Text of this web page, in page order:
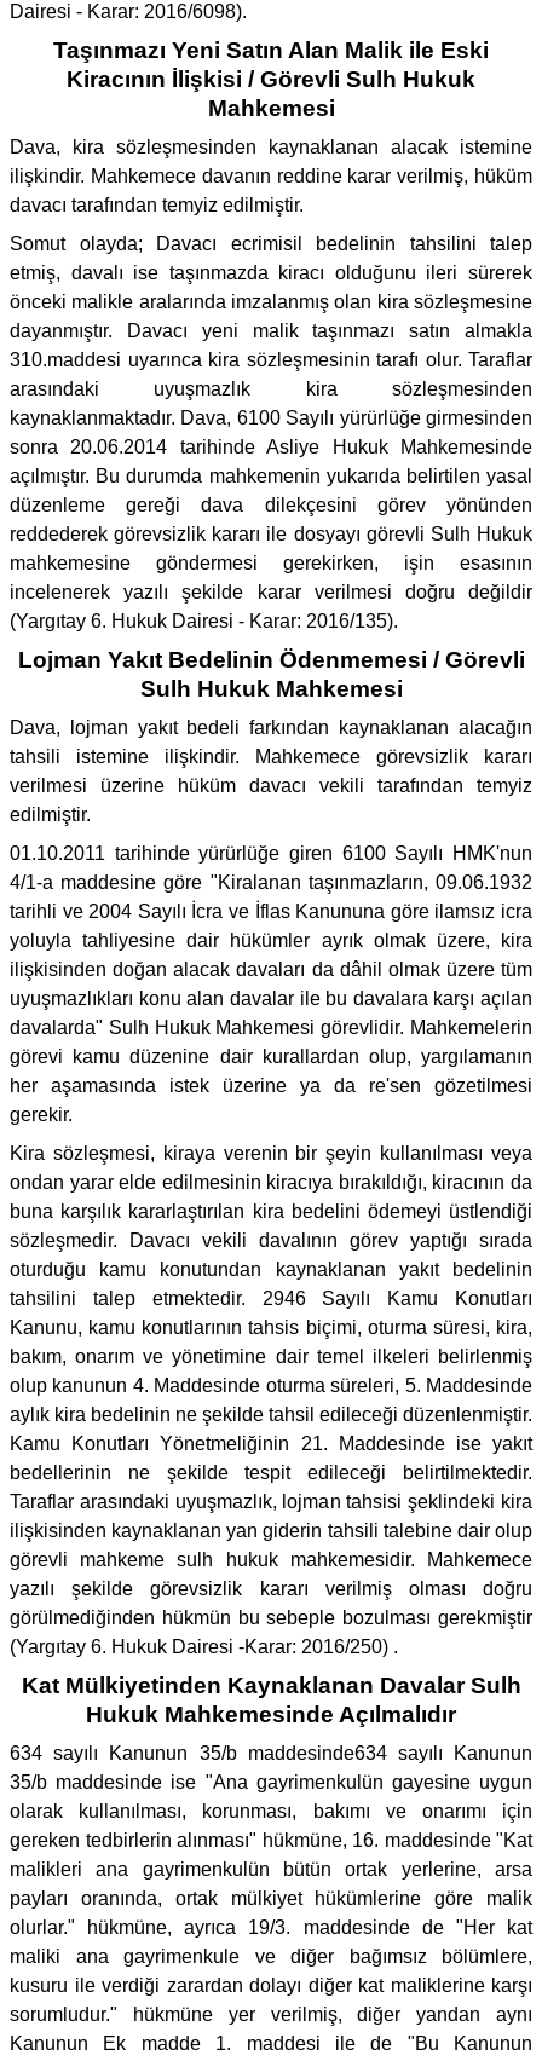
Dairesi - Karar: 2016/6098).
Taşınmazı Yeni Satın Alan Malik ile Eski
Kiracının İlişkisi / Görevli Sulh Hukuk
Mahkemesi
Dava, kira sözleşmesinden kaynaklanan alacak istemine
ilişkindir. Mahkemece davanın reddine karar verilmiş, hüküm
davacı tarafından temyiz edilmiştir.
Somut olayda; Davacı ecrimisil bedelinin tahsilini talep
etmiş, davalı ise taşınmazda kiracı olduğunu ileri sürerek
önceki malikle aralarında imzalanmış olan kira sözleşmesine
dayanmıştır. Davacı yeni malik taşınmazı satın almakla
310.maddesi uyarınca kira sözleşmesinin tarafı olur. Taraflar
arasındaki uyuşmazlık kira sözleşmesinden
kaynaklanmaktadır. Dava, 6100 Sayılı yürürlüğe girmesinden
sonra 20.06.2014 tarihinde Asliye Hukuk Mahkemesinde
açılmıştır. Bu durumda mahkemenin yukarıda belirtilen yasal
düzenleme gereği dava dilekçesini görev yönünden
reddederek görevsizlik kararı ile dosyayı görevli Sulh Hukuk
mahkemesine göndermesi gerekirken, işin esasının
incelenerek yazılı şekilde karar verilmesi doğru değildir
(Yargıtay 6. Hukuk Dairesi - Karar: 2016/135).
Lojman Yakıt Bedelinin Ödenmemesi / Görevli
Sulh Hukuk Mahkemesi
Dava, lojman yakıt bedeli farkından kaynaklanan alacağın
tahsili istemine ilişkindir. Mahkemece görevsizlik kararı
verilmesi üzerine hüküm davacı vekili tarafından temyiz
edilmiştir.
01.10.2011 tarihinde yürürlüğe giren 6100 Sayılı HMK'nun
4/1-a maddesine göre "Kiralanan taşınmazların, 09.06.1932
tarihli ve 2004 Sayılı İcra ve İflas Kanununa göre ilamsız icra
yoluyla tahliyesine dair hükümler ayrık olmak üzere, kira
ilişkisinden doğan alacak davaları da dâhil olmak üzere tüm
uyuşmazlıkları konu alan davalar ile bu davalara karşı açılan
davalarda" Sulh Hukuk Mahkemesi görevlidir. Mahkemelerin
görevi kamu düzenine dair kurallardan olup, yargılamanın
her aşamasında istek üzerine ya da re'sen gözetilmesi
gerekir.
Kira sözleşmesi, kiraya verenin bir şeyin kullanılması veya
ondan yarar elde edilmesinin kiracıya bırakıldığı, kiracının da
buna karşılık kararlaştırılan kira bedelini ödemeyi üstlendiği
sözleşmedir. Davacı vekili davalının görev yaptığı sırada
oturduğu kamu konutundan kaynaklanan yakıt bedelinin
tahsilini talep etmektedir. 2946 Sayılı Kamu Konutları
Kanunu, kamu konutlarının tahsis biçimi, oturma süresi, kira,
bakım, onarım ve yönetimine dair temel ilkeleri belirlenmiş
olup kanunun 4. Maddesinde oturma süreleri, 5. Maddesinde
aylık kira bedelinin ne şekilde tahsil edileceği düzenlenmiştir.
Kamu Konutları Yönetmeliğinin 21. Maddesinde ise yakıt
bedellerinin ne şekilde tespit edileceği belirtilmektedir.
Taraflar arasındaki uyuşmazlık, lojman tahsisi şeklindeki kira
ilişkisinden kaynaklanan yan giderin tahsili talebine dair olup
görevli mahkeme sulh hukuk mahkemesidir. Mahkemece
yazılı şekilde görevsizlik kararı verilmiş olması doğru
görülmediğinden hükmün bu sebeple bozulması gerekmiştir
(Yargıtay 6. Hukuk Dairesi -Karar: 2016/250) .
Kat Mülkiyetinden Kaynaklanan Davalar Sulh
Hukuk Mahkemesinde Açılmalıdır
634 sayılı Kanunun 35/b maddesinde634 sayılı Kanunun
35/b maddesinde ise "Ana gayrimenkulün gayesine uygun
olarak kullanılması, korunması, bakımı ve onarımı için
gereken tedbirlerin alınması" hükmüne, 16. maddesinde "Kat
malikleri ana gayrimenkulün bütün ortak yerlerine, arsa
payları oranında, ortak mülkiyet hükümlerine göre malik
olurlar." hükmüne, ayrıca 19/3. maddesinde de "Her kat
maliki ana gayrimenkule ve diğer bağımsız bölümlere,
kusuru ile verdiği zarardan dolayı diğer kat maliklerine karşı
sorumludur." hükmüne yer verilmiş, diğer yandan aynı
Kanunun Ek madde 1. maddesi ile de "Bu Kanunun